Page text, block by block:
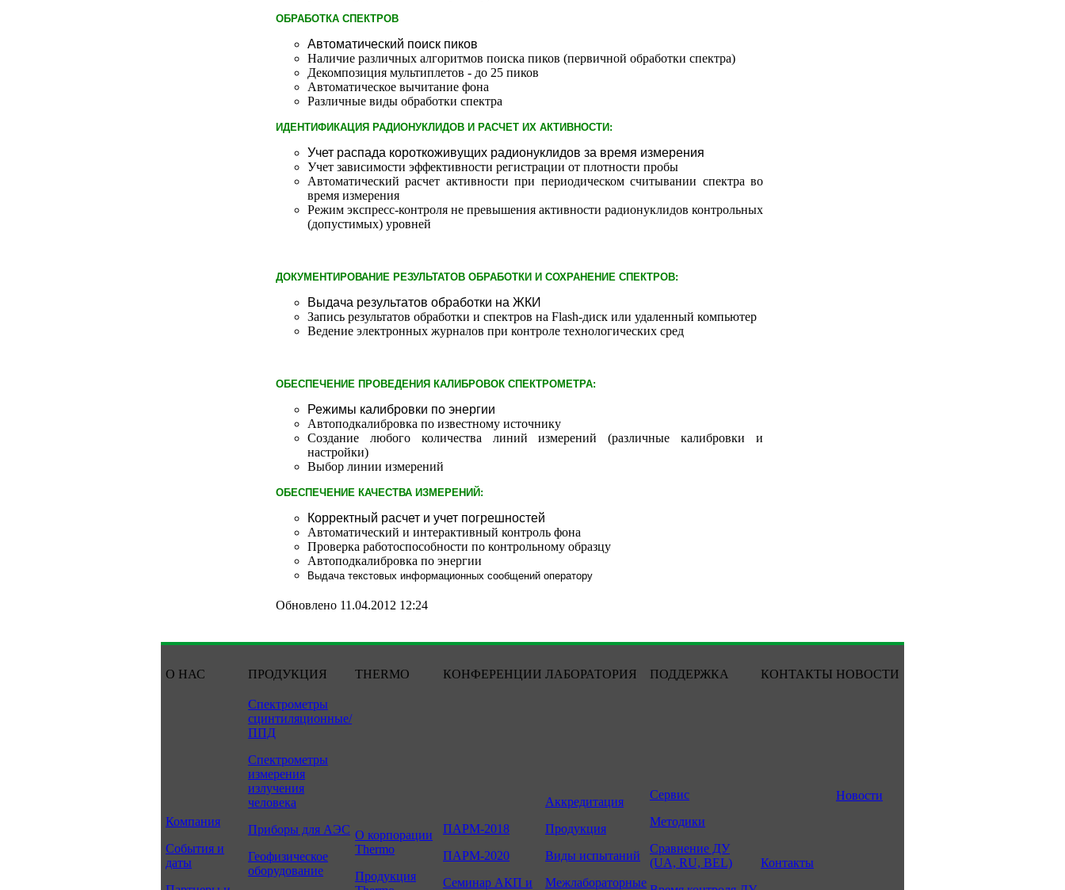
ОБРАБОТКА СПЕКТРОВ
Автоматический поиск пиков
Наличие различных алгоритмов поиска пиков (первичной обработки спектра)
Декомпозиция мультиплетов - до 25 пиков
Автоматическое вычитание фона
Различные виды обработки спектра
ИДЕНТИФИКАЦИЯ РАДИОНУКЛИДОВ И РАСЧЕТ ИХ АКТИВНОСТИ:
Учет распада короткоживущих радионуклидов за время измерения
Учет зависимости эффективности регистрации от плотности пробы
Автоматический расчет активности при периодическом считывании спектра во
время измерения
Режим экспресс-контроля не превышения активности радионуклидов контрольных
(допустимых) уровней
ДОКУМЕНТИРОВАНИЕ РЕЗУЛЬТАТОВ ОБРАБОТКИ И СОХРАНЕНИЕ СПЕКТРОВ:
Выдача результатов обработки на ЖКИ
Запись результатов обработки и спектров на Flash-диск или удаленный компьютер
Ведение электронных журналов при контроле технологических сред
ОБЕСПЕЧЕНИЕ ПРОВЕДЕНИЯ КАЛИБРОВОК СПЕКТРОМЕТРА:
Режимы калибровки по энергии
Автоподкалибровка по известному источнику
Создание любого количества линий измерений (различные калибровки и
настройки)
Выбор линии измерений
ОБЕСПЕЧЕНИЕ КАЧЕСТВА ИЗМЕРЕНИЙ:
Корректный расчет и учет погрешностей
Автоматический и интерактивный контроль фона
Проверка работоспособности по контрольному образцу
Автоподкалибровка по энергии
Выдача текстовых информационных сообщений оператору
Обновлено 11.04.2012 12:24
О НАС ПРОДУКЦИЯ THERMO КОНФЕРЕНЦИИ ЛАБОРАТОРИЯ ПОДДЕРЖКА КОНТАКТЫ НОВОСТИ
Компания
События и
даты
Спектрометры
сцинтиляционные/
ППД
Спектрометры
измерения
излучения
человека
Приборы для АЭС
Геофизическое
оборудование
О корпорации
Thermo
Продукция
ПАРМ-2018
ПАРМ-2020
Семинар АКП и
Аккредитация
Продукция
Виды испытаний
Межлабораторные
Сервис
Методики
Сравнение ДУ
(UA, RU, BEL)
Контакты
Новости